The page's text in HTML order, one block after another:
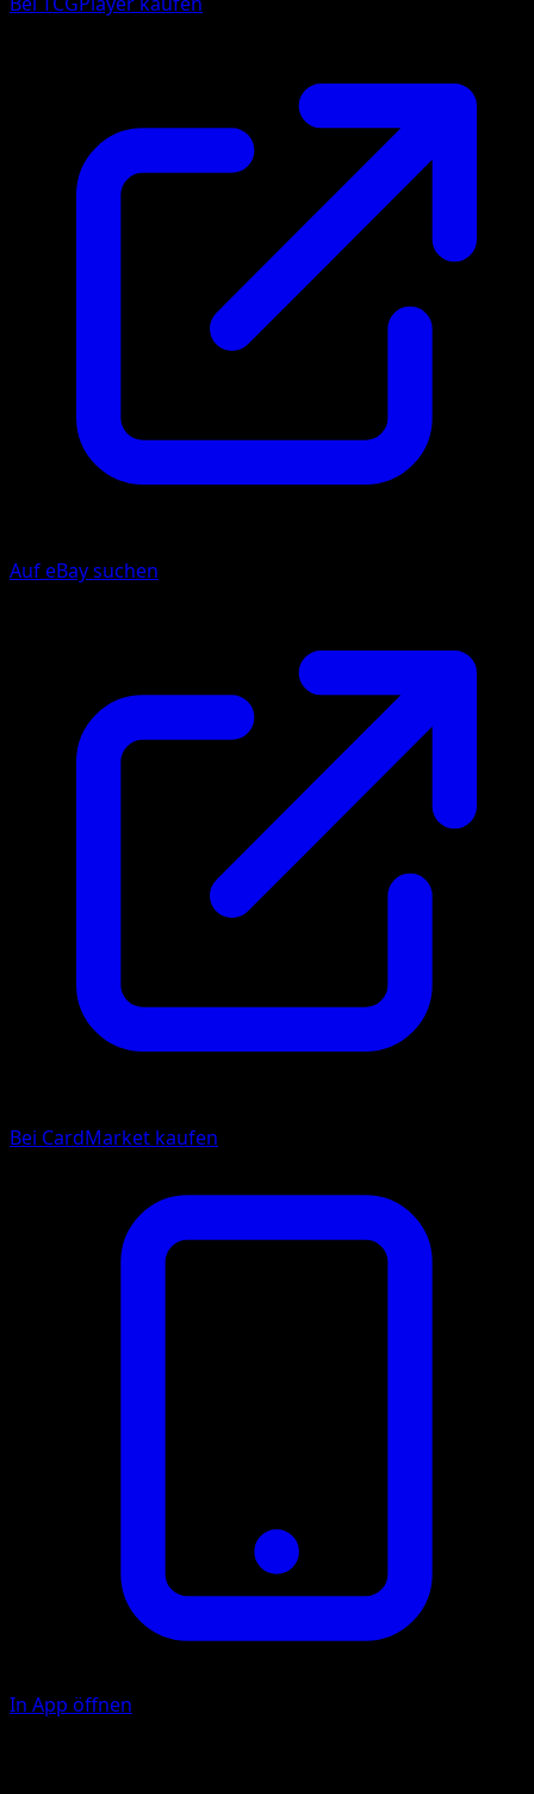
Auf eBay suchen
Bei CardMarket kaufen
In App öffnen